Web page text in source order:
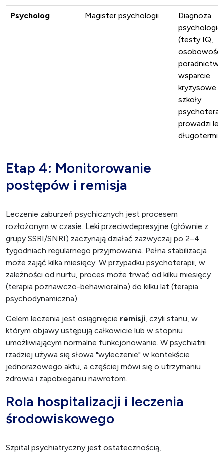
Psycholog Magister psychologii
Diagnoza
(testy IQ,
wsparcie
kryzysowe.
szkoły
prowadzi
Etap 4: Monitorowanie
postępów i remisja
Leczenie zaburzeń psychicznych jest procesem
rozłożonym w czasie. Leki przeciwdepresyjne (głównie z
grupy SSRI/SNRI) zaczynają działać zazwyczaj po 2–4
tygodniach regularnego przyjmowania. Pełna stabilizacja
może zająć kilka miesięcy. W przypadku psychoterapii, w
zależności od nurtu, proces może trwać od kilku miesięcy
(terapia poznawczo-behawioralna) do kilku lat (terapia
psychodynamiczna).
Celem leczenia jest osiągnięcie remisji , czyli stanu, w
którym objawy ustępują całkowicie lub w stopniu
umożliwiającym normalne funkcjonowanie. W psychiatrii
rzadziej używa się słowa "wyleczenie" w kontekście
jednorazowego aktu, a częściej mówi się o utrzymaniu
zdrowia i zapobieganiu nawrotom.
Rola hospitalizacji i leczenia
środowiskowego
Szpital psychiatryczny jest ostatecznością,